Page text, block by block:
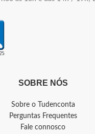
SOBRE NÓS
Sobre o Tudenconta
Perguntas Frequentes
Fale connosco